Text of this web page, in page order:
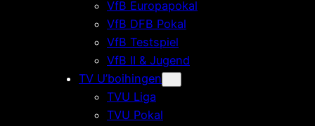
VfB Europapokal
VfB DFB Pokal
VfB Testspiel
VfB II & Jugend
TV U’boihingen
TVU Liga
TVU Pokal